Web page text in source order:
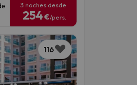
3 noches desde
254€/pers.
116